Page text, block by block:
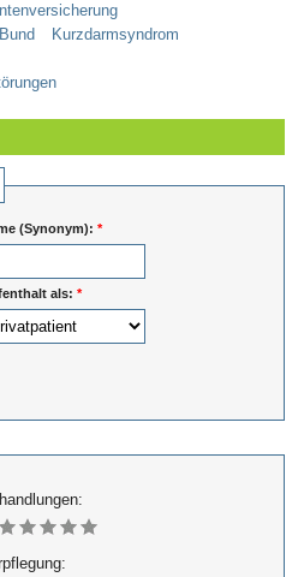
Kurzdarmsyndrom
(Synonym): *
als: *